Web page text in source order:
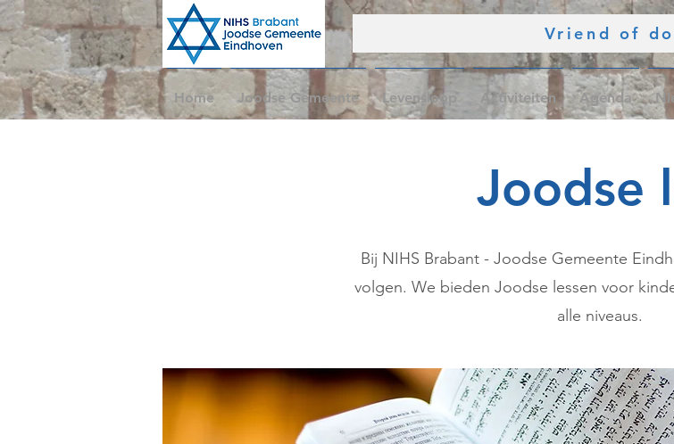
Vriend of
Home Joodse Gemeente Levensloop Activiteiten Agenda
Joodse
Bij NIHS Brabant - Joodse Gemeente
volgen. We bieden Joodse lessen voor
alle niveaus.